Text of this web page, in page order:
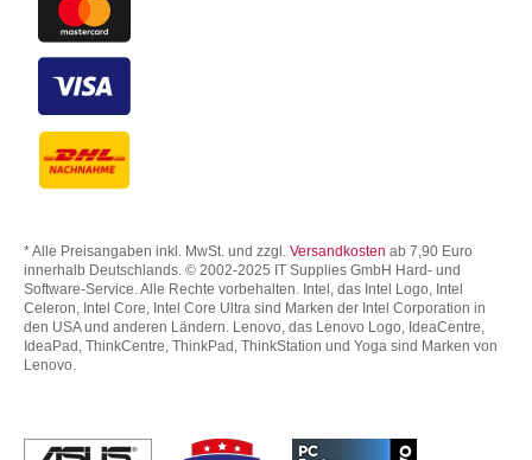
* Alle Preisangaben inkl. MwSt. und zzgl. Versandkosten ab 7,90 Euro
innerhalb Deutschlands. © 2002-2025 IT Supplies GmbH Hard- und
Software-Service. Alle Rechte vorbehalten. Intel, das Intel Logo, Intel
Celeron, Intel Core, Intel Core Ultra sind Marken der Intel Corporation in
den USA und anderen Ländern. Lenovo, das Lenovo Logo, IdeaCentre,
IdeaPad, ThinkCentre, ThinkPad, ThinkStation und Yoga sind Marken von
Lenovo.